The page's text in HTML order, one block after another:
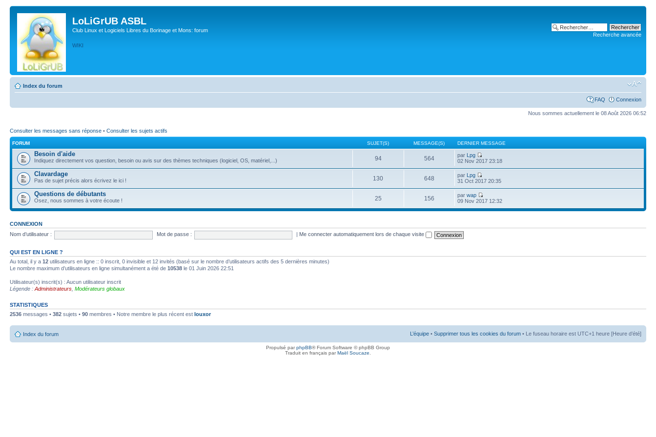
LoLiGrUB ASBL
Club Linux et Logiciels Libres du Borinage et Mons: forum
WIKI
Recherche avancée
Index du forum
FAQ Connexion
Nous sommes actuellement le 08 Août 2026 06:52
Consulter les messages sans réponse • Consulter les sujets actifs
FORUM SUJET(S) MESSAGE(S) DERNIER MESSAGE
Besoin d'aide
Indiquez directement vos question, besoin ou avis sur des thèmes techniques (logiciel, OS, matériel,...) 94 564 par Lpg
02 Nov 2017 23:18
Clavardage
Pas de sujet précis alors écrivez le ici ! 130 648 par Lpg
31 Oct 2017 20:35
Questions de débutants
Osez, nous sommes à votre écoute ! 25 156 parwap
09 Nov 2017 12:32
CONNEXION
Nom d’utilisateur :
Mot de passe : Me connecter automatiquement lors de chaque visite
QUI EST EN LIGNE ?
Au total, il y a 12 utilisateurs en ligne :: 0 inscrit, 0 invisible et 12 invités (basé sur le nombre d’utilisateurs actifs des 5 dernières minutes)
Le nombre maximum d’utilisateurs en ligne simultanément a été de 10538 le 01 Juin 2026 22:51
Utilisateur(s) inscrit(s) : Aucun utilisateur inscrit
Légende : Administrateurs Modérateurs globaux
STATISTIQUES
2536 messages • 382 sujets • 90 membres • Notre membre le plus récent est louxor
Index du forum L’équipe • Supprimer tous les cookies du forum • Le fuseau horaire est UTC+1 heure [Heure d’été]
Propulsé parphpBB® Forum Software © phpBB Group
Traduit en français parMaël Soucaze